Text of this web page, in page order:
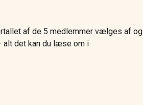
af de 5 medlemmer vælges af og
det kan du læse om i